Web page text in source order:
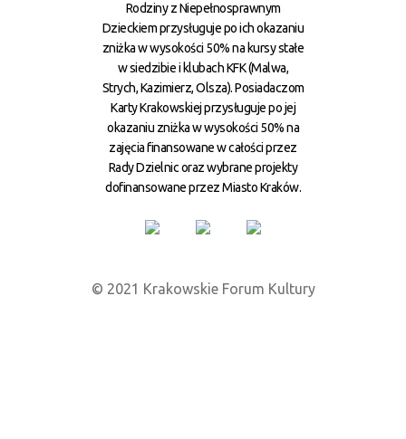
Rodziny z Niepełnosprawnym
Dzieckiem przysługuje po ich okazaniu
zniżka w wysokości 50% na kursy stałe
w siedzibie i klubach KFK (Malwa,
Strych, Kazimierz, Olsza). Posiadaczom
Karty Krakowskiej przysługuje po jej
okazaniu zniżka w wysokości 50% na
zajęcia finansowane w całości przez
Rady Dzielnic oraz wybrane projekty
dofinansowane przez Miasto Kraków.
© 2021 Krakowskie Forum Kultury